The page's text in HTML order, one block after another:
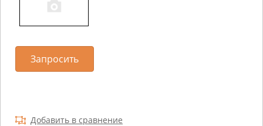
Добавить в сравнение
Запросить